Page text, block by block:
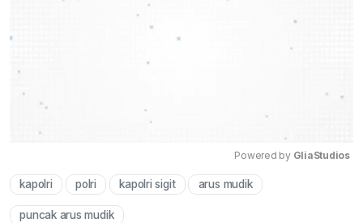
Powered by GliaStudios
kapolri polri kapolri sigit arus mudik
puncak arus mudik